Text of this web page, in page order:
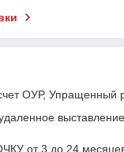
ОУР, Упращенный
от 3 до 24